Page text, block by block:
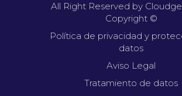
All Right Reserved by
Copyright ©
Política de privacidad y
datos
Aviso Legal
Tratamiento de datos